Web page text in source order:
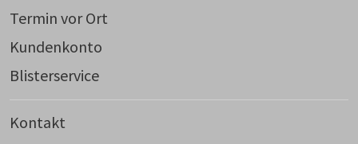
Termin vor Ort
Kundenkonto
Blisterservice
Kontakt